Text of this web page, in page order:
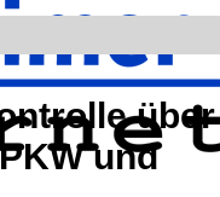
über
und